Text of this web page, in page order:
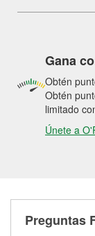
Gana
Obtén
Obtén
limitado
Únete a
Preguntas